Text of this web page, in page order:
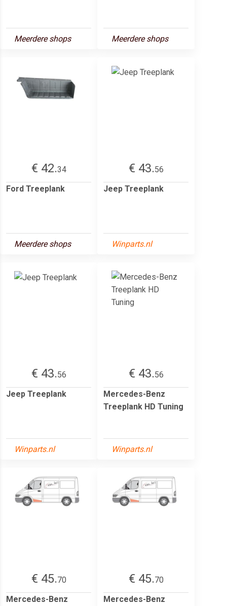
Meerdere shops Meerdere shops
€ 42.34
Ford Treeplank
Meerdere shops
€ 43.56
Jeep Treeplank
Winparts.nl
€ 43.56
Jeep Treeplank
Winparts.nl
€ 43.56
Mercedes-Benz
Treeplank HD Tuning
Winparts.nl
€ 45.70
Mercedes-Benz
€ 45.70
Mercedes-Benz